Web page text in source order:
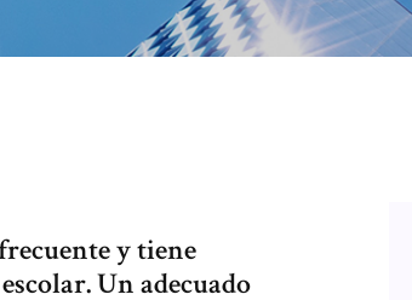
y tiene
Un adecuado